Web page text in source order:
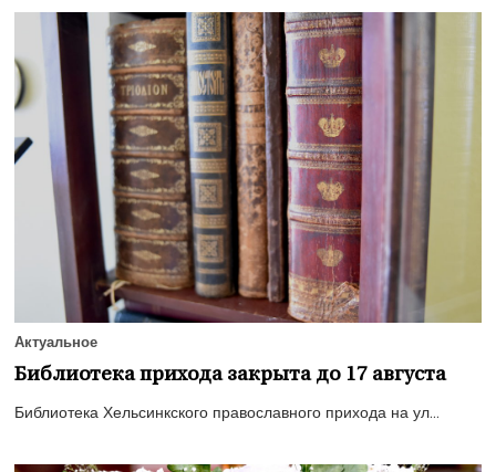
Актуальное
Библиотека прихода закрыта до 17 августа
Библиотека Хельсинкского православного прихода на ул...